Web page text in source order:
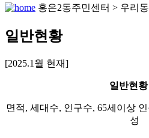
홍은2동주민센터 > 우리
일반현황
[2025.1월 현재]
일반현
면적, 세대수, 인구수, 65세이상
성